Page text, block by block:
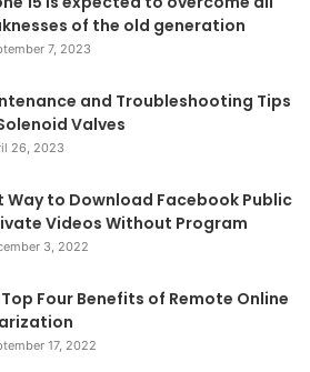
of the old generation
7, 2023
and Troubleshooting Tips
Valves
26, 2023
Way to Download Facebook Public
Videos Without Program
3, 2022
Top Four Benefits of Remote Online
17, 2022